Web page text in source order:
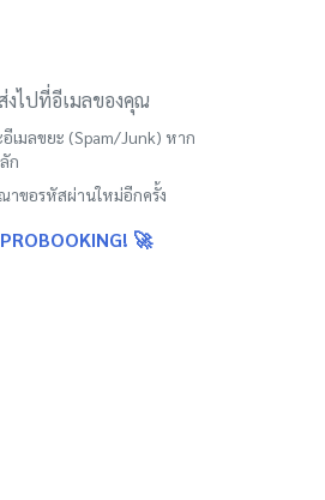
พัฒนาบุคลากร และอื่น ๆ อีก
งไปที่อีเมลของคุณ
เมลขยะ (Spam/Junk) หาก
ก
าขอรหัสผ่านใหม่อีกครั้ง
🚀